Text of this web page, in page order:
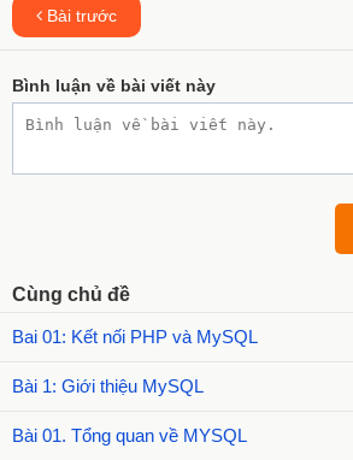
Bài trước
Bình luận về bài viết này
Cùng chủ đề
Bai 01: Kết nối PHP và MySQL
Bài 1: Giới thiệu MySQL
Bài 01. Tổng quan về MYSQL